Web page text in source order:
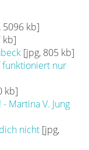
kb]
kb]
[jpg, 805 kb]
funktioniert nur
kb]
Martina V. Jung
nicht[jpg,